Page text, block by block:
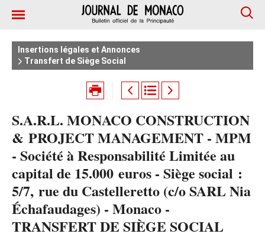
Insertions légales et Annonces
Transfert de Siège Social
S.A.R.L. MONACO CONSTRUCTION
& PROJECT MANAGEMENT - MPM
- Société à Responsabilité Limitée au
capital de 15.000 euros - Siège social :
5/7, rue du Castelleretto (c/o SARL Nia
Échafaudages) - Monaco -
TRANSFERT DE SIÈGE SOCIAL